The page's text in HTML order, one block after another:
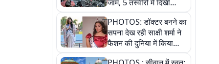
जाम, 5 तस्वीरों में दिखी
अव्यवस्था
PHOTOS: डॉक्टर बनने का
सपना देख रही साक्षी शर्मा ने
फैशन की दुनिया में किया
कमाल,जानिए बेगूसराय की